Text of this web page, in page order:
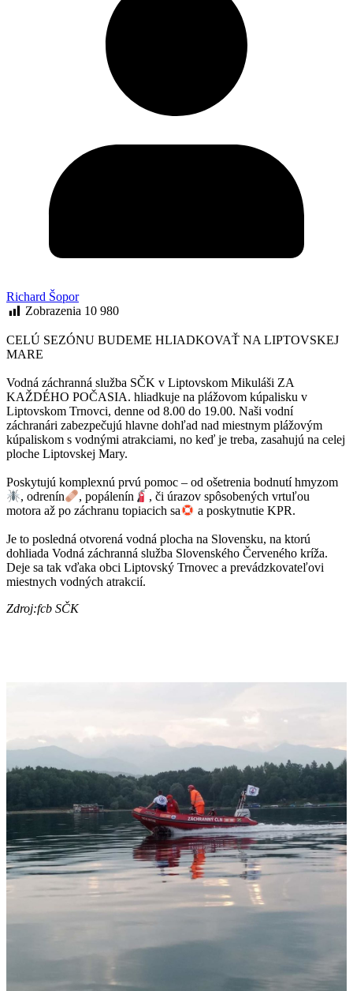
Richard Šopor
Zobrazenia 10 980
CELÚ SEZÓNU BUDEME HLIADKOVAŤ NA LIPTOVSKEJ
MARE
Vodná záchranná služba SČK v Liptovskom Mikuláši ZA
KAŽDÉHO POČASIA. hliadkuje na plážovom kúpalisku v
Liptovskom Trnovci, denne od 8.00 do 19.00. Naši vodní
záchranári zabezpečujú hlavne dohľad nad miestnym plážovým
kúpaliskom s vodnými atrakciami, no keď je treba, zasahujú na celej
ploche Liptovskej Mary.
Poskytujú komplexnú prvú pomoc – od ošetrenia bodnutí hmyzom
, odrenín
, popálenín
, či úrazov spôsobených vrtuľou
motora až po záchranu topiacich sa
a poskytnutie KPR.
Je to posledná otvorená vodná plocha na Slovensku, na ktorú
dohliada Vodná záchranná služba Slovenského Červeného kríža.
Deje sa tak vďaka obci Liptovský Trnovec a prevádzkovateľovi
miestnych vodných atrakcií.
Zdroj:fcb SČK